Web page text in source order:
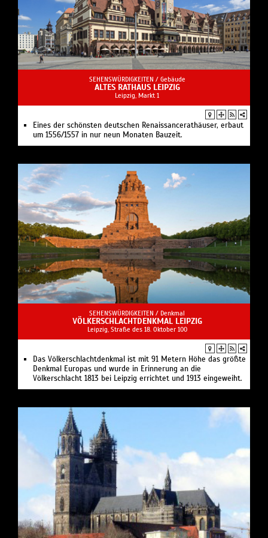
SEHENSWÜRDIGKEITEN / Gebäude
ALTES RATHAUS LEIPZIG
Leipzig, Markt 1
Eines der schönsten deutschen Renaissancerathäuser, erbaut
um 1556/1557 in nur neun Monaten Bauzeit.
SEHENSWÜRDIGKEITEN / Denkmal
VÖLKERSCHLACHTDENKMAL LEIPZIG
Leipzig, Straße des 18. Oktober 100
Das Völkerschlachtdenkmal ist mit 91 Metern Höhe das größte
Denkmal Europas und wurde in Erinnerung an die
Völkerschlacht 1813 bei Leipzig errichtet und 1913 eingeweiht.